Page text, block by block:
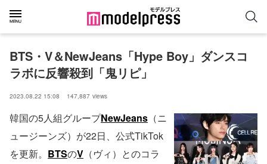
BTS・V＆NewJeans「Hype Boy」ダンスコ
ラボに反響殺到「鬼リピ」
2023.08.22 15:08 147,887 views
韓国の5人組グループNewJeans （ニ
ュージーンズ）が22日、公式TikTok
を更新。 BTSのV （ヴィ）とのコラ